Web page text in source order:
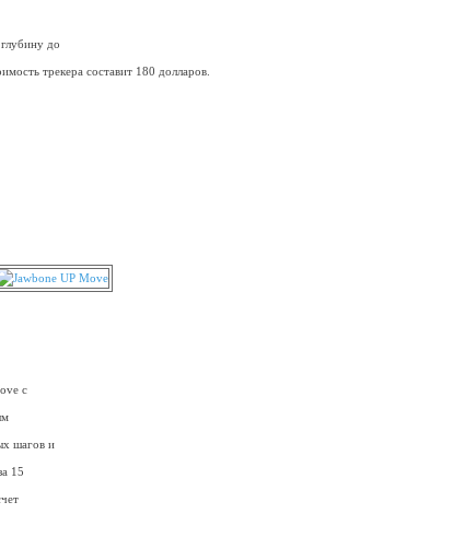
до
трекера составит 180 долларов.
с
шагов и
15